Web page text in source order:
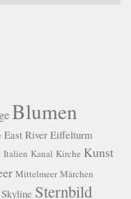
Blumen
East River Eiffelturm
Italien Kanal Kirche Kunst
Mittelmeer Märchen
Skyline Sternbild